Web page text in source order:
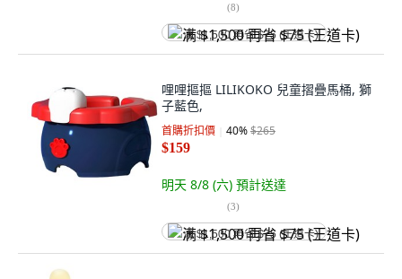
(8)
满 $1,500 再省 $75 (王道卡)
哩哩摳摳 LILIKOKO 兒童摺疊馬桶, 獅
子藍色,
首購折扣價 40%$265
$159
明天 8/8 (六) 預計送達
(3)
满 $1,500 再省 $75 (王道卡)